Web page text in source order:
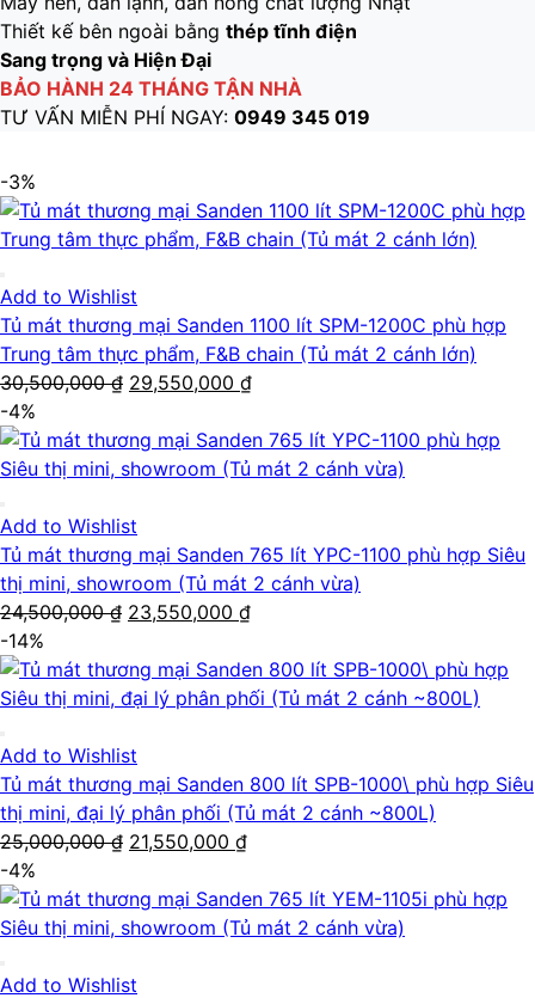
Thiết kế bên ngoài bằng thép tĩnh điện
Sang trọng và Hiện Đại
BẢO HÀNH 24 THÁNG TẬN NHÀ
TƯ VẤN MIỄN PHÍ NGAY: 0949 345 019
-3%
Add to Wishlist
Tủ mát thương mại Sanden 1100 lít SPM-1200C phù hợp
Trung tâm thực phẩm, F&B chain (Tủ mát 2 cánh lớn)
30,500,000₫ Giá
là:
30,500,000 ₫.
29,550,000 ₫Giá
tại
là:
-4%
Add to Wishlist
Tủ mát thương mại Sanden 765 lít YPC-1100 phù hợp Siêu
thị mini, showroom (Tủ mát 2 cánh vừa)
24,500,000₫ Giá
là:
24,500,000 ₫.
23,550,000 ₫Giá
tại
là:
-14%
Add to Wishlist
Tủ mát thương mại Sanden 800 lít SPB-1000\ phù hợp Siêu
thị mini, đại lý phân phối (Tủ mát 2 cánh ~800L)
25,000,000₫ Giá
là:
25,000,000 ₫.
21,550,000 ₫Giá
tại
là:
-4%
Add to Wishlist